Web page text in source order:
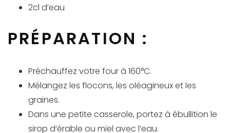
2cl d’eau
PRÉPARATION :
Préchauffez votre four à 160°C.
Mélangez les flocons, les oléagineux et les
graines.
Dans une petite casserole, portez à ébullition le
sirop d’érable ou miel avec l’eau.